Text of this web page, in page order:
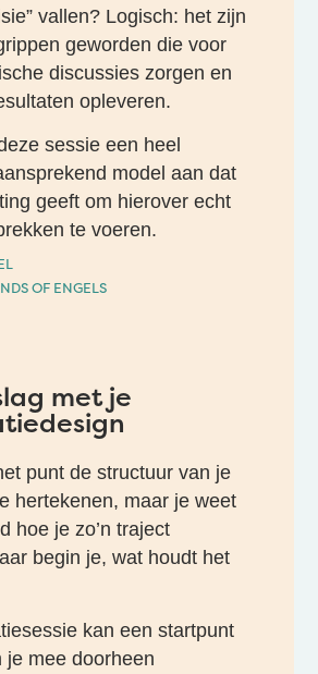
vallen? Logisch: het zijn
geworden die voor
discussies zorgen en
opleveren.
sessie een heel
model aan dat
geeft om hierover echt
te voeren.
OF ENGELS
met je
punt de structuur van je
hertekenen, maar je weet
hoe je zo’n traject
begin je, wat houdt het
kan een startpunt
je mee doorheen